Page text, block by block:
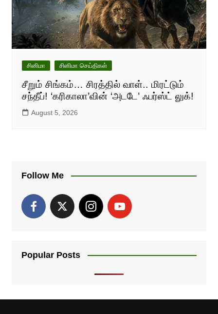
சினிமா சினிமா செய்திகள்
சீறும் சிங்கம்… சிரத்தில் வாள்.. மிரட்டும்
சந்தீப்! ‘கரிகாலா’வின் ‘அடடே’ ஃபர்ஸ்ட் லுக்!
August 5, 2026
Follow Me
Popular Posts